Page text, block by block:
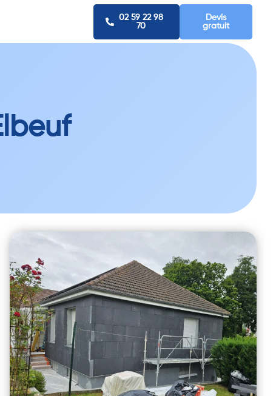
02 59 22 98
70
Devis
gratuit